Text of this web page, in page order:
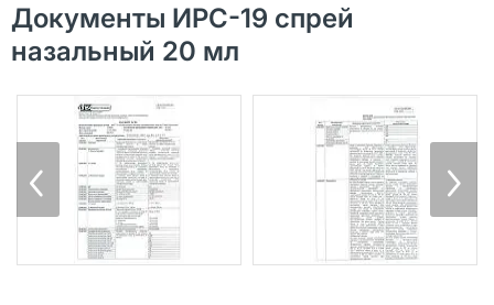
Документы ИРС-19 спрей
назальный 20 мл